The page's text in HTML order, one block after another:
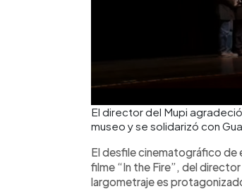
El director del Mupi
museo y se solidarizó con
El desfile cinematográfico de
filme “In the Fire”, del
largometraje es